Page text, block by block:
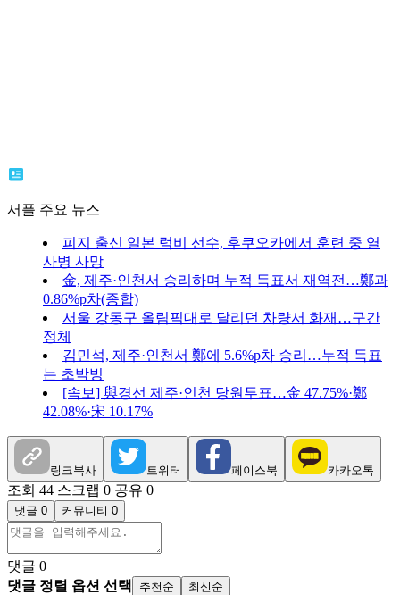
서플 주요 뉴스
피지 출신 일본 럭비 선수, 후쿠오카에서 훈련 중 열
사병 사망
金, 제주·인천서 승리하며 누적 득표서 재역전…鄭과
0.86%p차(종합)
서울 강동구 올림픽대로 달리던 차량서 화재…구간
정체
김민석, 제주·인천서 鄭에 5.6%p차 승리…누적 득표
는 초박빙
[속보] 與경선 제주·인천 당원투표…金 47.75%·鄭
42.08%·宋 10.17%
링크복사 트위터 페이스북 카카오톡
조회 44 스크랩 0 공유 0
댓글 0 커뮤니티 0
댓글 0
댓글 정렬 옵션 선택
추천순 최신순